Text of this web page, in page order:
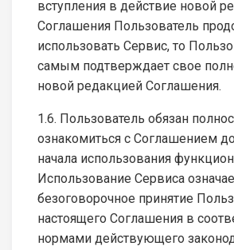
вступления в действие новой
Соглашения Пользователь
использовать Сервис, то
самым подтверждает свое
новой редакцией Соглашения.
1.6. Пользователь обязан
ознакомиться с Соглашением
начала использования
Использование Сервиса
безоговорочное принятие
настоящего Соглашения в
нормами действующего